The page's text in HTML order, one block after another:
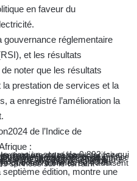
en faveur du
gouvernance réglementaire
et les résultats
noter que les résultats
prestation de services et la
a enregistré l’amélioration la
de l’Indice de
:
ce score en 2022.se traduisent par des améliorations tangibles des services sur le terrain.
septième édition, montre une